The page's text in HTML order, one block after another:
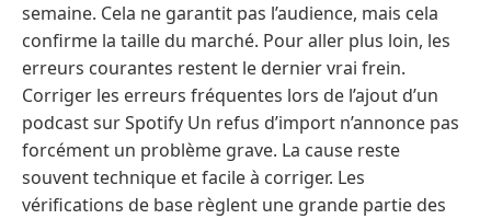
semaine. Cela ne garantit pas l’audience, mais cela
confirme la taille du marché. Pour aller plus loin, les
erreurs courantes restent le dernier vrai frein.
Corriger les erreurs fréquentes lors de l’ajout d’un
podcast sur Spotify Un refus d’import n’annonce pas
forcément un problème grave. La cause reste
souvent technique et facile à corriger. Les
vérifications de base règlent une grande partie des